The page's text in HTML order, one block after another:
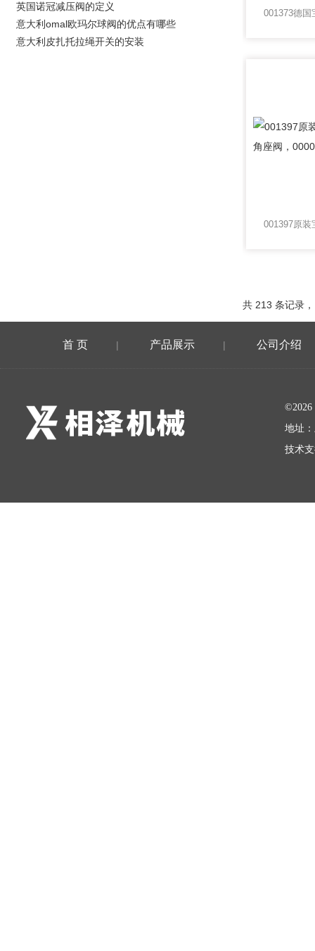
共 213 条记录
英国诺冠减压阀的定义
意大利omal欧玛尔球阀的优点有哪些
意大利皮扎托拉绳开关的安装
首 页 | 产品展示 | 公司介绍
地址
技术